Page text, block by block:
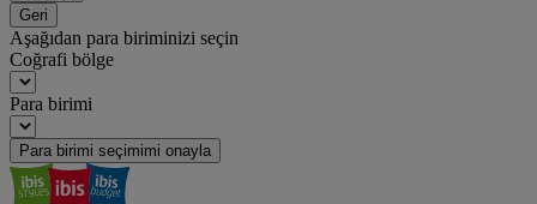
Geri
Aşağıdan para biriminizi seçin
Coğrafi bölge
Para birimi
Para birimi seçimimi onayla